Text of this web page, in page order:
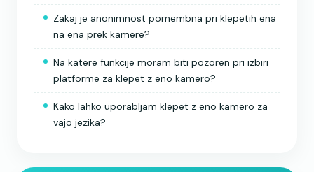
Zakaj je anonimnost pomembna pri klepetih ena
na ena prek kamere?
Na katere funkcije moram biti pozoren pri izbiri
platforme za klepet z eno kamero?
Kako lahko uporabljam klepet z eno kamero za
vajo jezika?